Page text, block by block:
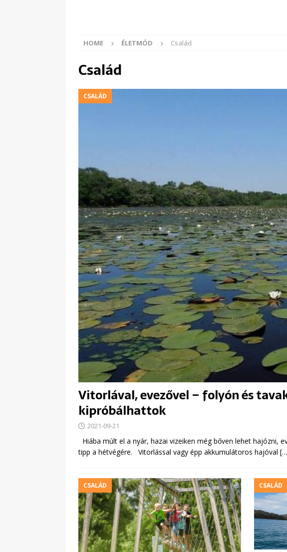
HOME ÉLETMÓD Család
Család
CSALÁD
Vitorlával, evezővel – folyón és
kipróbálhattok
2021-09-21
Hiába múlt el a nyár, hazai vizeiken még bőven lehet hajózni,
tipp a hétvégére. Vitorlással vagy épp akkumulátoros hajóval
CSALÁD CSALÁD